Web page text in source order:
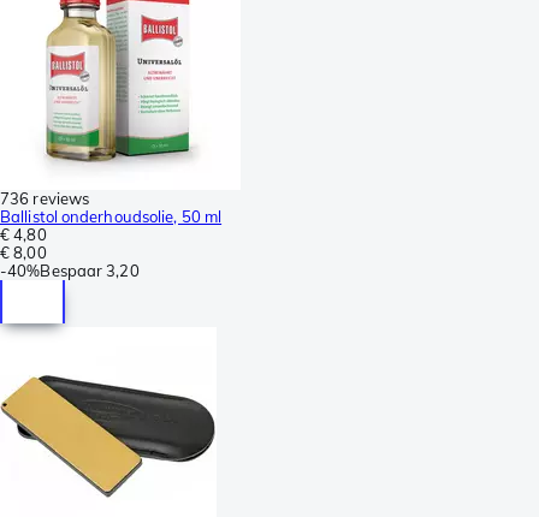
736 reviews
Ballistol onderhoudsolie, 50 ml
€ 4,80
€ 8,00
-40%Bespaar 3,20